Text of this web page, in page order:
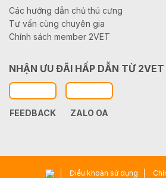
Các hướng dẫn chủ thú cưng
Tư vấn cùng chuyên gia
Chính sách member 2VET
NHẬN ƯU ĐÃI HẤP DẪN TỪ 2VET
FEEDBACK ZALO OA
Điều khoản sử dụng